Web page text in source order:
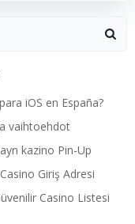
iOS en España?
vaihtoehdot
kazino Pin-Up
Giriş Adresi
Casino Listesi